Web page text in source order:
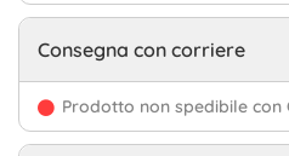
Consegna con corriere
Prodotto non spedibile con